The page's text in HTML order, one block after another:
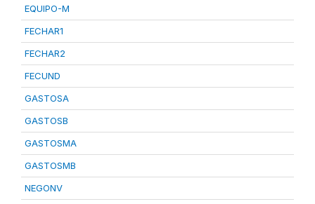
EQUIPO-M
FECHAR1
FECHAR2
FECUND
GASTOSA
GASTOSB
GASTOSMA
GASTOSMB
NEGONV